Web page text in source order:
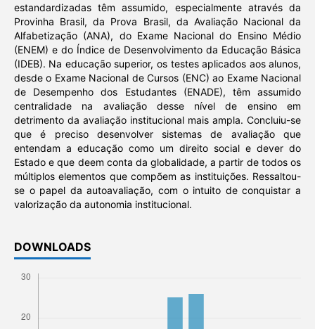
estandardizadas têm assumido, especialmente através da
Provinha Brasil, da Prova Brasil, da Avaliação Nacional da
Alfabetização (ANA), do Exame Nacional do Ensino Médio
(ENEM) e do Índice de Desenvolvimento da Educação Básica
(IDEB). Na educação superior, os testes aplicados aos alunos,
desde o Exame Nacional de Cursos (ENC) ao Exame Nacional
de Desempenho dos Estudantes (ENADE), têm assumido
centralidade na avaliação desse nível de ensino em
detrimento da avaliação institucional mais ampla. Concluiu-se
que é preciso desenvolver sistemas de avaliação que
entendam a educação como um direito social e dever do
Estado e que deem conta da globalidade, a partir de todos os
múltiplos elementos que compõem as instituições. Ressaltou-
se o papel da autoavaliação, com o intuito de conquistar a
valorização da autonomia institucional.
DOWNLOADS